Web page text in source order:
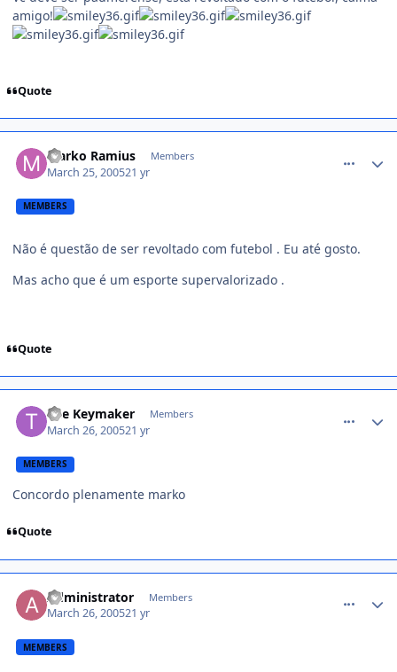
amigo!
Quote
Marko Ramius Members
March 25, 200521 yr
MEMBERS
Não é questão de ser revoltado com futebol . Eu até gosto.
Mas acho que é um esporte supervalorizado .
Quote
The Keymaker Members
March 26, 200521 yr
MEMBERS
Concordo plenamente marko
Quote
Administrator Members
March 26, 200521 yr
MEMBERS